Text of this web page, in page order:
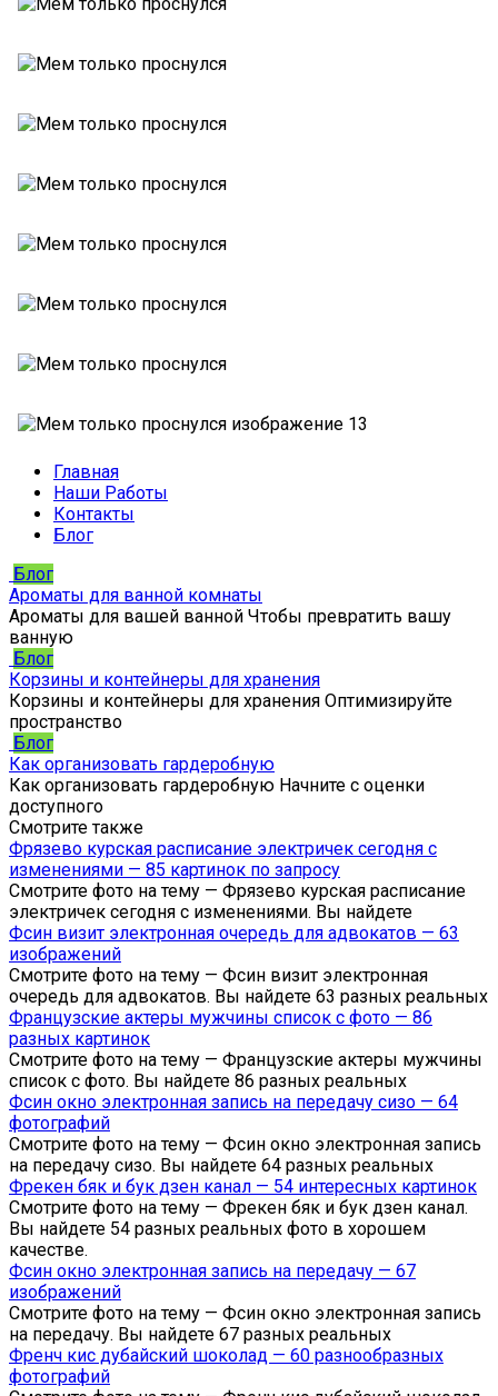
Главная
Наши Работы
Контакты
Блог
Блог
Ароматы для ванной комнаты
Ароматы для вашей ванной Чтобы превратить вашу
ванную
Блог
Корзины и контейнеры для хранения
Корзины и контейнеры для хранения Оптимизируйте
пространство
Блог
Как организовать гардеробную
Как организовать гардеробную Начните с оценки
доступного
Смотрите также
Фрязево курская расписание электричек сегодня с
изменениями — 85 картинок по запросу
Смотрите фото на тему — Фрязево курская расписание
электричек сегодня с изменениями. Вы найдете
Фсин визит электронная очередь для адвокатов — 63
изображений
Смотрите фото на тему — Фсин визит электронная
очередь для адвокатов. Вы найдете 63 разных реальных
Французские актеры мужчины список с фото — 86
разных картинок
Смотрите фото на тему — Французские актеры мужчины
список с фото. Вы найдете 86 разных реальных
Фсин окно электронная запись на передачу сизо — 64
фотографий
Смотрите фото на тему — Фсин окно электронная запись
на передачу сизо. Вы найдете 64 разных реальных
Фрекен бяк и бук дзен канал — 54 интересных картинок
Смотрите фото на тему — Фрекен бяк и бук дзен канал.
Вы найдете 54 разных реальных фото в хорошем
качестве.
Фсин окно электронная запись на передачу — 67
изображений
Смотрите фото на тему — Фсин окно электронная запись
на передачу. Вы найдете 67 разных реальных
Френч кис дубайский шоколад — 60 разнообразных
фотографий